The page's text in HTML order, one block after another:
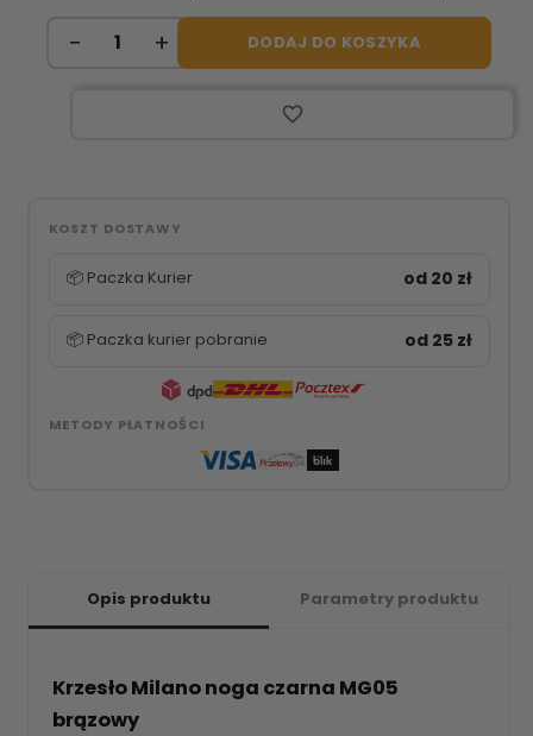
DODAJ DO KOSZYKA
favorite_border
KOSZT DOSTAWY
📦 Paczka Kurier od 20 zł
📦 Paczka kurier pobranie od 25 zł
METODY PŁATNOŚCI
Opis produktu Parametry produktu
Krzesło Milano noga czarna MG05
brązowy